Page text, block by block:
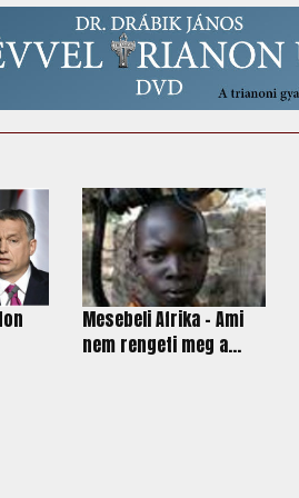
Mesebeli Afrika - Ami
nem rengeti meg a...